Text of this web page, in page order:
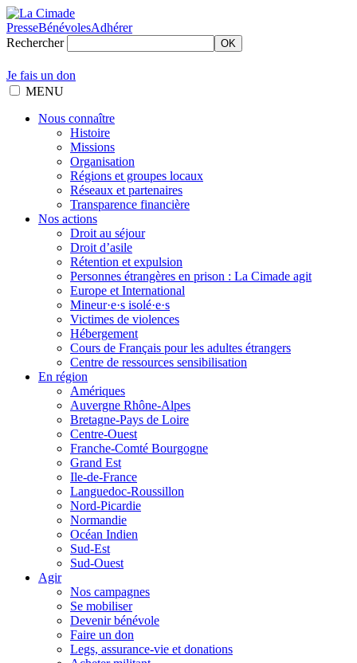
PresseBénévolesAdhérer
Rechercher
OK
Je fais un don
MENU
Nous connaître
Histoire
Missions
Organisation
Régions et groupes locaux
Réseaux et partenaires
Transparence financière
Nos actions
Droit au séjour
Droit d’asile
Rétention et expulsion
Personnes étrangères en prison : La Cimade agit
Europe et International
Mineur·e·s isolé·e·s
Victimes de violences
Hébergement
Cours de Français pour les adultes étrangers
Centre de ressources sensibilisation
En région
Amériques
Auvergne Rhône-Alpes
Bretagne-Pays de Loire
Centre-Ouest
Franche-Comté Bourgogne
Grand Est
Ile-de-France
Languedoc-Roussillon
Nord-Picardie
Normandie
Océan Indien
Sud-Est
Sud-Ouest
Agir
Nos campagnes
Se mobiliser
Devenir bénévole
Faire un don
Legs, assurance-vie et donations